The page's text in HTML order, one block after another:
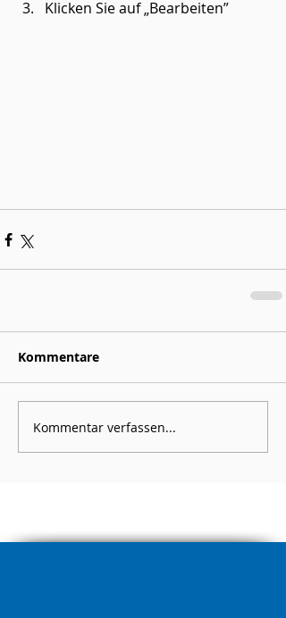
Klicken Sie auf „Bearbeiten”
Kommentare
Kommentar verfassen...